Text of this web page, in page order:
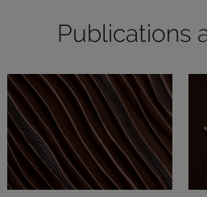
Publications